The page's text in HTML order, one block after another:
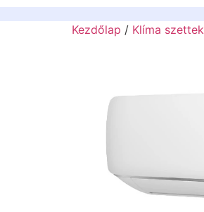
Kezdőlap / Klíma szettek